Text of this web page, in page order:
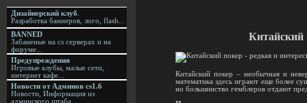
Дизайнерский клуб
Разработка баннеров, лого, flash...
BANNED
Забаненые на cs серверах и на
форуме...
Предупреждения
Игровые клубы, малые сети,
интернет кафе...
Новости от Админов cs1.6
Новости, Информация из
админского штаба...
Китайский
Китайский покер – необычная и
математика здесь играют еще более
но большинство гемблеров отдают